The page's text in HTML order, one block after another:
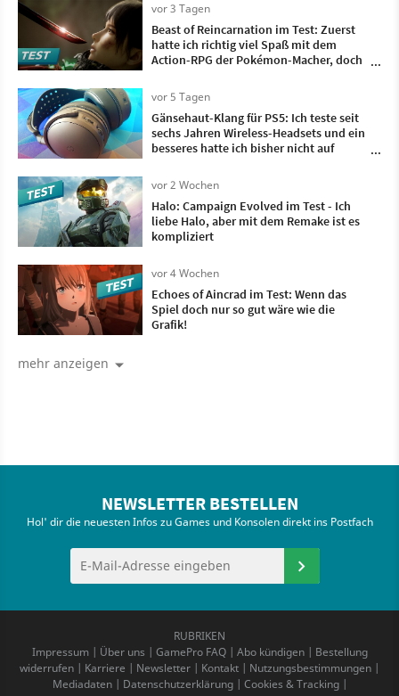
vor 3 Tagen
Beast of Reincarnation im Test: Zuerst
hatte ich richtig viel Spaß mit dem
Action-RPG der Pokémon-Macher, doch
vorbei ist
vor 5 Tagen
Gänsehaut-Klang für PS5: Ich teste seit
sechs Jahren Wireless-Headsets und ein
besseres hatte ich bisher nicht auf
vor 2 Wochen
Halo: Campaign Evolved im Test - Ich
liebe Halo, aber mit dem Remake ist es
kompliziert
vor 4 Wochen
Echoes of Aincrad im Test: Wenn das
Spiel doch nur so gut wäre wie die
Grafik!
mehr anzeigen
NEWSLETTER BESTELLEN
Hol' dir die neuesten Infos zu Games und Konsolen direkt ins Postfach
RUBRIKEN
Impressum| Über uns | GamePro FAQ| Abo kündigen| Bestellung
widerrufen | Karriere | Newsletter | Kontakt | Nutzungsbestimmungen |
Mediadaten| Datenschutzerklärung| Cookies & Tracking|